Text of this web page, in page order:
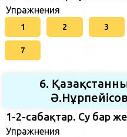
Упражнения
1 2 3
7
6.
1-2-сабақтар. Су бар
Упражнения